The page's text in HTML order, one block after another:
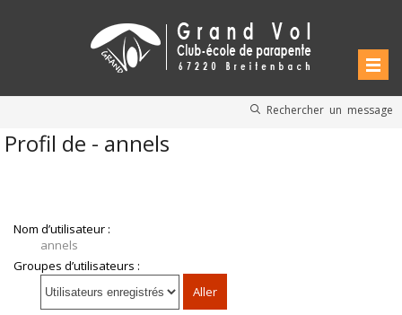
Rechercher un message
Profil de - annels
Nom d’utilisateur :
annels
Groupes d’utilisateurs :